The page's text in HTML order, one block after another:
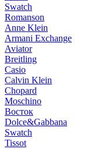
Swatch
Romanson
Anne Klein
Armani Exchange
Aviator
Breitling
Casio
Calvin Klein
Chopard
Moschino
Восток
Dolce&Gabbana
Swatch
Tissot